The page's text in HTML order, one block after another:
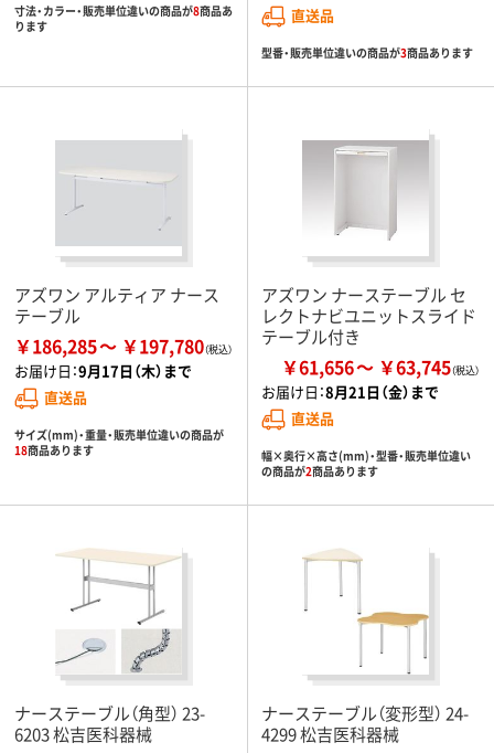
寸法・カラー・販売単位違いの商品が8商品あ
ります
直送品
型番・販売単位違いの商品が3商品あります
アズワン アルティア ナース
テーブル
￥186,285 ￥197,780
お届け日：9月17日（木）まで
直送品
サイズ(mm)・重量・販売単位違いの商品が
18商品あります
アズワン ナーステーブル セ
レクトナビユニットスライド
テーブル付き
￥61,656 ￥63,745
お届け日：8月21日（金）まで
直送品
幅×奥行×高さ(mm)・型番・販売単位違い
の商品が2商品あります
ナーステーブル（角型） 23-
6203 松吉医科器械
ナーステーブル（変形型） 24-
4299 松吉医科器械